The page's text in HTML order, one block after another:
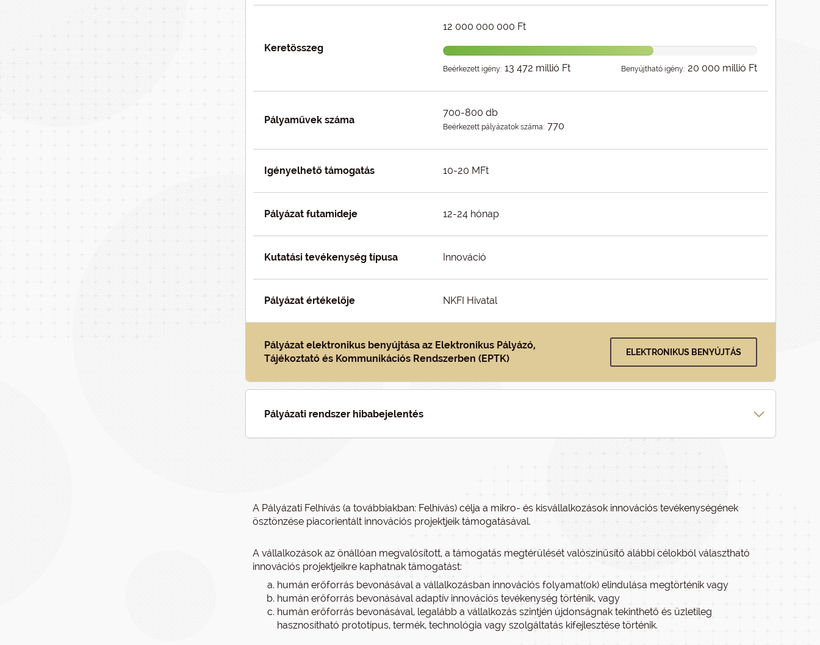
Keretösszeg
12 000 000 000 Ft
Beérkezett igény: 13 472 millió Ft Benyújtható igény: 20 000 millió Ft
Pályaművek száma
700-800 db
Beérkezett pályázatok száma: 770
Igényelhető támogatás 10-20 MFt
Pályázat futamideje 12-24 hónap
Kutatási tevékenység típusa Innováció
Pályázat értékelője NKFI Hivatal
Pályázat elektronikus benyújtása az Elektronikus Pályázó,
Tájékoztató és Kommunikációs Rendszerben (EPTK)
ELEKTRONIKUS BENYÚJTÁS
Pályázati rendszer hibabejelentés
A Pályázati Felhívás (a továbbiakban: Felhívás) célja a mikro- és kisvállalkozások innovációs tevékenységének
ösztönzése piacorientált innovációs projektjeik támogatásával.
A vállalkozások az önállóan megvalósított, a támogatás megtérülését valószínűsítő alábbi célokból választható
innovációs projektjeikre kaphatnak támogatást:
humán erőforrás bevonásával a vállalkozásban innovációs folyamat(ok) elindulása megtörténik vagy
humán erőforrás bevonásával adaptív innovációs tevékenység történik, vagy
humán erőforrás bevonásával, legalább a vállalkozás szintjén újdonságnak tekinthető és üzletileg
hasznosítható prototípus, termék, technológia vagy szolgáltatás kifejlesztése történik.